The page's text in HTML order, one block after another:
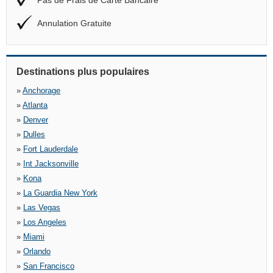
Annulation Gratuite
Destinations plus populaires
» Anchorage
» Atlanta
» Denver
» Dulles
» Fort Lauderdale
» Int Jacksonville
» Kona
» La Guardia New York
» Las Vegas
» Los Angeles
» Miami
» Orlando
» San Francisco